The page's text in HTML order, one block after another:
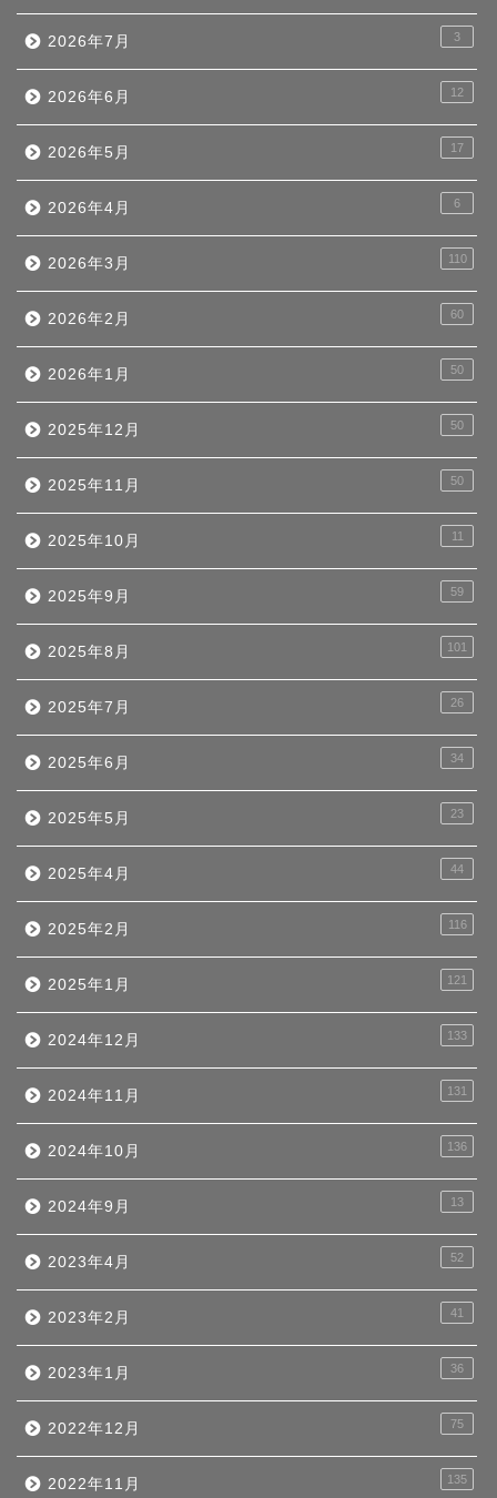
2026年7月 3
2026年6月 12
2026年5月 17
2026年4月 6
2026年3月 110
2026年2月 60
2026年1月 50
2025年12月 50
2025年11月 50
2025年10月 11
2025年9月 59
2025年8月 101
2025年7月 26
2025年6月 34
2025年5月 23
2025年4月 44
2025年2月 116
2025年1月 121
2024年12月 133
2024年11月 131
2024年10月 136
2024年9月 13
2023年4月 52
2023年2月 41
2023年1月 36
2022年12月 75
2022年11月 135